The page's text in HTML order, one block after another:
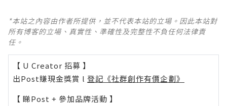
*本站之內容由作者所提供，並不代表本站的立場。因此本站對
所有博客的立場、真實性、準確性及完整性不負任何法律責
任。
【 U Creator 招募 】
出Post賺現金獎賞 l 登記《社群創作有價企劃》
【 睇Post + 參加品牌活動 】